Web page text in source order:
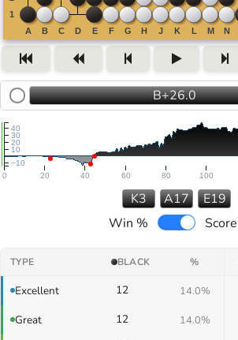
B+26.0
0 20 40 60 80 100
−10
10
20
30
40
K3 A17
E19
Win %
Score
TYPE BLACK %
Excellent 12 14.0%
Great 12 14.0%